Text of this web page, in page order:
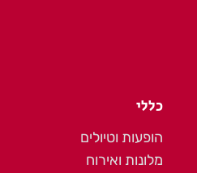
כללי
הופעות וטיולים
מלונות ואירוח